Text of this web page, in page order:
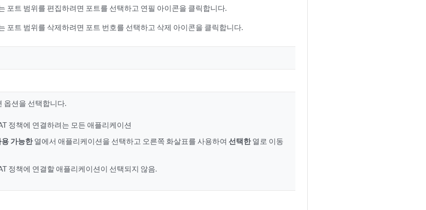
포트 범위를 편집하려면 포트를 선택하고 연필 아이콘을 클릭합니다.
포트 범위를 삭제하려면 포트 번호를 선택하고 삭제 아이콘을 클릭합니다.
옵션을 선택합니다.
정책에 연결하려는 모든 애플리케이션
가능한열에서 애플리케이션을 선택하고 오른쪽 화살표를 사용하여 선택한열로 이동
정책에 연결할 애플리케이션이 선택되지 않음.